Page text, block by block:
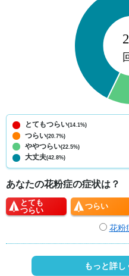
とてもつらい(14.1%)
つらい(20.7%)
ややつらい(22.5%)
大丈夫(42.8%)
あなたの花粉症の症状は？
とても
つらい
つらい
花粉
もっと詳し